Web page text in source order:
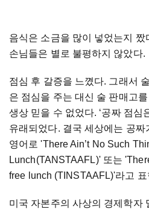
음식은 소금을 많이 넣었는지 짰
손님들은 별로 불평하지 않았다.
점심 후 갈증을 느꼈다. 그래서
은 점심을 주는 대신 술 판매고
생상 믿을 수 없었다. ‘공짜 점심
유래되었다. 결국 세상에는 공짜
영어로 'There Ain’t No Such
Lunch(TANSTAAFL)' 또는
free lunch (TINSTAAFL)'라고 표
미국 자본주의 사상의 경제학자